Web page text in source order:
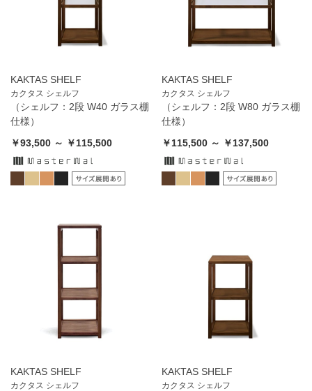
KAKTAS SHELF
カクタス シェルフ
（シェルフ：2段 W40 ガラス棚
仕様）
￥93,500 ～ ￥115,500
KAKTAS SHELF
カクタス シェルフ
（シェルフ：2段 W80 ガラス棚
仕様）
￥115,500 ～ ￥137,500
KAKTAS SHELF
カクタス シェルフ
KAKTAS SHELF
カクタス シェルフ